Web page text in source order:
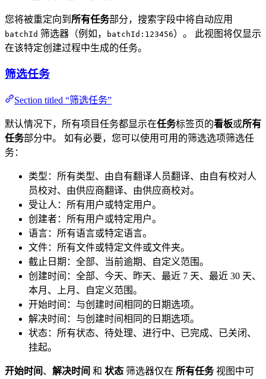
您将被重定向到 所有任务部分，搜索字段中将自动应用
batchId 筛选器（例如， batchId:123456）。 此视图将仅显示
在该特定创建过程中生成的任务。
筛选任务
Section titled “筛选任务”
默认情况下，所有项目任务都显示在任务标签页的看板或所有
任务部分中。 如有必要，您可以使用可用的筛选选项筛选任
务：
类型：所有类型、由自有翻译人员翻译、由自有校对人
员校对、由供应商翻译、由供应商校对。
受让人：所有用户或特定用户。
创建者：所有用户或特定用户。
语言：所有语言或特定语言。
文件：所有文件或特定文件或文件夹。
截止日期：全部、当前逾期、自定义范围。
创建时间：全部、今天、昨天、最近 7 天、最近 30 天、
本月、上月、自定义范围。
开始时间：与创建时间相同的日期选项。
解决时间：与创建时间相同的日期选项。
状态：所有状态、待处理、进行中、已完成、已关闭、
挂起。
开始时间 、 解决时间 和 状态 筛选器仅在 所有任务视图中可